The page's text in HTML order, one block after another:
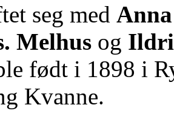
seg med
Melhus og
født i 1898 i
Kvanne.